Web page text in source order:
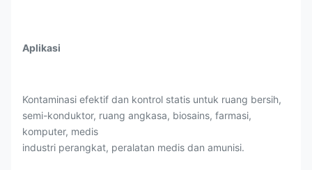
Aplikasi
Kontaminasi efektif dan kontrol statis untuk ruang bersih,
semi-konduktor, ruang angkasa, biosains, farmasi,
komputer, medis
industri perangkat, peralatan medis dan amunisi.